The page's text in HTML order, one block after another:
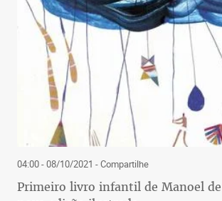
04:00 - 08/10/2021 - Compartilhe
Primeiro livro infantil de Manoel